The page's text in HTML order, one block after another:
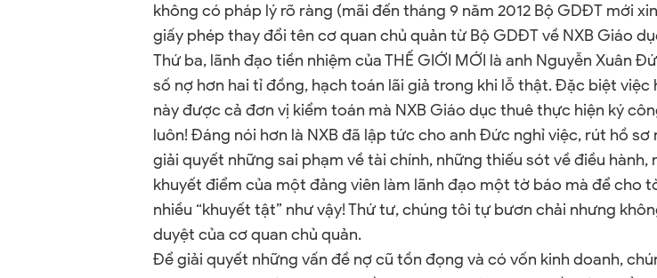
không có pháp lý rõ ràng (mãi đến tháng 9 năm 2012 Bộ GDĐT mới
giấy phép thay đổi tên cơ quan chủ quản từ Bộ GDĐT về NXB Giáo
Thứ ba, lãnh đạo tiền nhiệm của THẾ GIỚI MỚI là anh Nguyễn Xuân
số nợ hơn hai tỉ đồng, hạch toán lãi giả trong khi lỗ thật. Đặc biệt việc
này được cả đơn vị kiểm toán mà NXB Giáo dục thuê thực hiện ký
luôn! Đáng nói hơn là NXB đã lập tức cho anh Đức nghỉ việc, rút hồ sơ
giải quyết những sai phạm về tài chính, những thiếu sót về điều hành,
khuyết điểm của một đảng viên làm lãnh đạo một tờ báo mà để cho
nhiều “khuyết tật” như vậy! Thứ tư, chúng tôi tự bươn chải nhưng
duyệt của cơ quan chủ quản.
Để giải quyết những vấn đề nợ cũ tồn đọng và có vốn kinh doanh,